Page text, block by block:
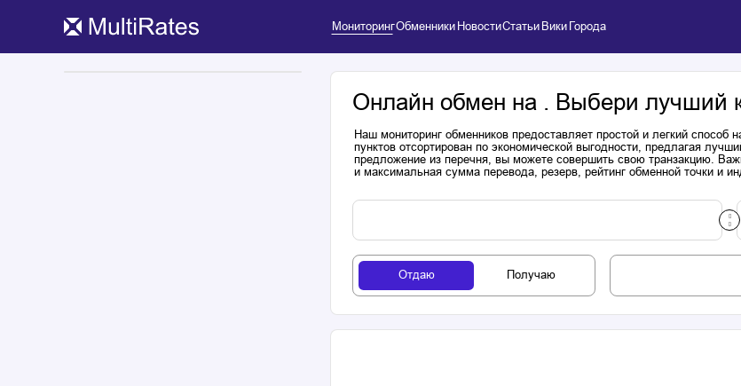
МониторингОбменники НовостиСтатьи Вики Города
Онлайн обмен на . Выбери лучший
Наш мониторинг обменников предоставляет простой и легкий
пунктов отсортирован по экономической выгодности, предлагая
предложение из перечня, вы можете совершить свою транзакцию.
и максимальная сумма перевода, резерв, рейтинг обменной точки и
Отдаю Получаю